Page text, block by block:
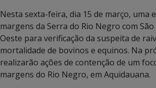
Nesta sexta-feira, dia 15 de março, uma
margens da Serra do Rio Negro com
Oeste para verificação da suspeita de
mortalidade de bovinos e equinos. Na
realizarão ações de contenção de um
margens do Rio Negro, em Aquidauana.